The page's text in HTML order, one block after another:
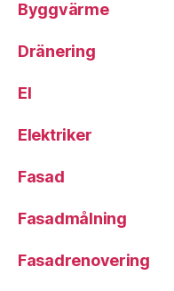
Byggvärme
Dränering
El
Elektriker
Fasad
Fasadmålning
Fasadrenovering